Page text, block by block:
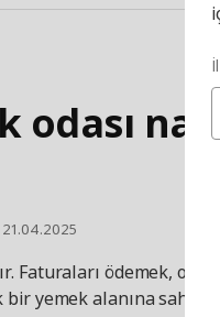
21.04.2025
Faturaları ödemek,
yemek alanına sahip